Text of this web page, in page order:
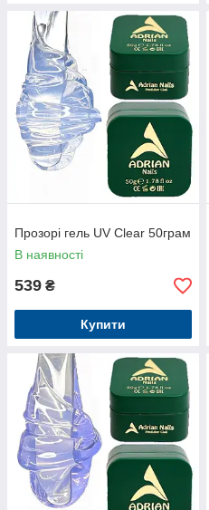
Прозорі гель UV Clear 50грам
В наявності
539 ₴
Купити